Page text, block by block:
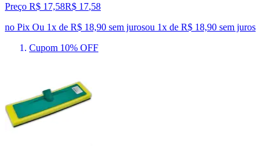
Preço R$ 17,58R$ 17,58
no Pix Ou 1x de R$ 18,90 sem jurosou 1x de R$ 18,90 sem juros
Cupom 10% OFF